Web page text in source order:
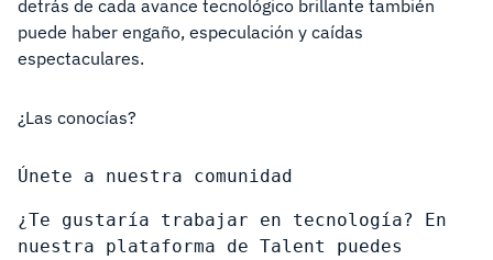
detrás de cada avance tecnológico brillante también
puede haber engaño, especulación y caídas
espectaculares.
¿Las conocías?
Únete a nuestra comunidad
¿Te gustaría trabajar en tecnología? En
nuestra plataforma de Talent puedes